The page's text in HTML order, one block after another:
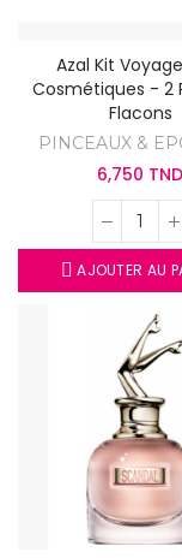
Azal Kit
Cosmétiques - 2
Flacons
PINCEAUX &
6,750 TND
AJOUTER AU